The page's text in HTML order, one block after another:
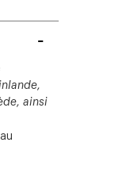
ainsi